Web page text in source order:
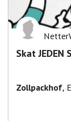
Zollpackhof,